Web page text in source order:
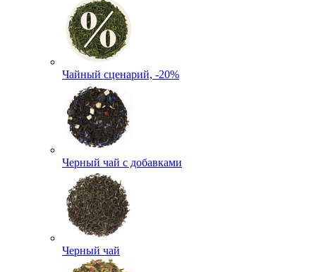
Чайный сценарий, -20%
Черный чай с добавками
Черный чай